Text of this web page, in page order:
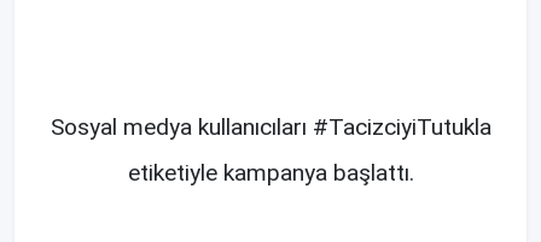
Sosyal medya kullanıcıları #TacizciyiTutukla
etiketiyle kampanya başlattı.